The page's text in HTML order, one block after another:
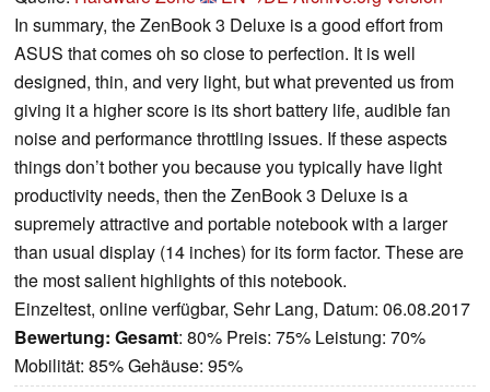
In summary, the ZenBook 3 Deluxe is a good effort from
ASUS that comes oh so close to perfection. It is well
designed, thin, and very light, but what prevented us from
giving it a higher score is its short battery life, audible fan
noise and performance throttling issues. If these aspects
things don’t bother you because you typically have light
productivity needs, then the ZenBook 3 Deluxe is a
supremely attractive and portable notebook with a larger
than usual display (14 inches) for its form factor. These are
the most salient highlights of this notebook.
Einzeltest, online verfügbar, Sehr Lang, Datum: 06.08.2017
Bewertung: Gesamt: 80% Preis: 75% Leistung: 70%
Mobilität: 85% Gehäuse: 95%